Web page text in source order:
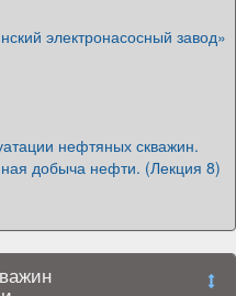
электронасосный завод»
нефтяных скважин.
добыча нефти. (Лекция 8)